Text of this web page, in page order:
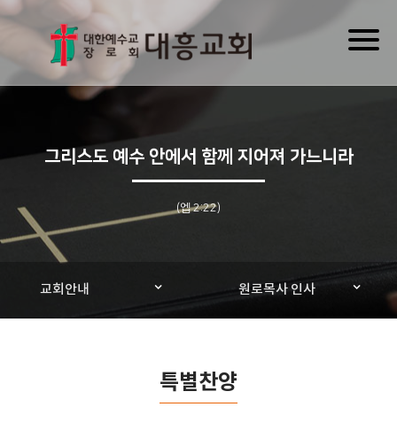
그리스도 예수 안에서 함께 지어져 가느니라
(엡 2:22)
교회안내 원로목사 인사
특별찬양